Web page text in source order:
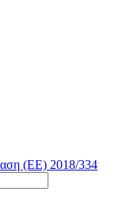
(ΕΕ) 2018/334